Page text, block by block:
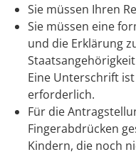
Sie müssen Ihren
Sie müssen eine
und die Erklärung
Eine Unterschrift
erforderlich.
Für die
Fingerabdrücken
Kindern, die noch